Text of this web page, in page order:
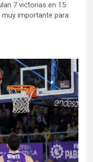
7 victorias en 15
importante para